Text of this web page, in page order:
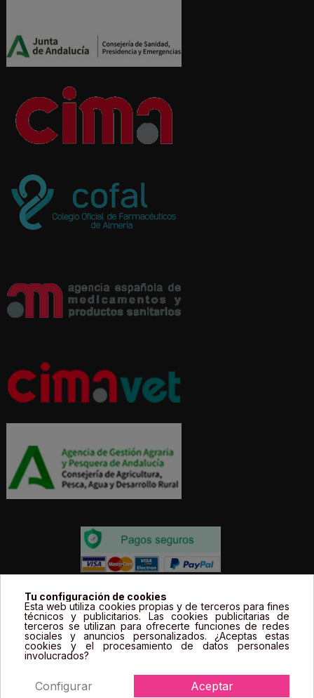
Todos los precios estás expresados en Euros e
incluyen el IVA. | Todas las marcas, logotipos y fotos de
productos son propiedad legal de sus propietarios y
sólo se muestran a título informativo.
Tu configuración de cookies
Esta web utiliza cookies propias y de terceros para fines
técnicos y publicitarios. Las cookies publicitarias de
terceros se utilizan para ofrecerte funciones de redes
sociales y anuncios personalizados. ¿Aceptas estas
cookies y el procesamiento de datos personales
involucrados?
Aceptar
Configurar